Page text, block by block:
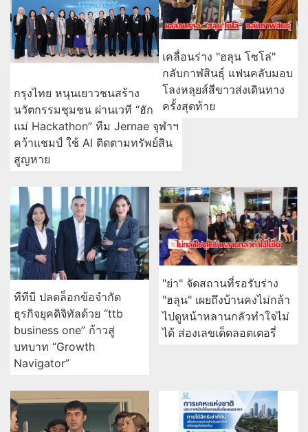
กรุงไทย หนุนเยาวชนสร้าง
นวัตกรรมชุมชน ผ่านเวที “ฮัก
แม่ Hackathon” ทีม Jernae จุฬาฯ
คว้าแชมป์ ใช้ AI ติดตามทรัพย์สิน
สูญหาย
เคลื่อนร่าง "ฮลุน โซโล่"
กลับกาฬสินธุ์ แฟนคลับมอบ
โลงหลุยส์สีขาวส่งเดินทาง
ครั้งสุดท้าย
ทีทีบี ปลดล็อกข้อจำกัด
ธุรกิจยุคดิจิทัลด้วย “ttb
business one” ก้าวสู่
บทบาท “Growth
Navigator”
"ย่า" จัดสถานที่รอรับร่าง
"ฮลุน" เผยถึงบ้านคงไม่กล้า
ไปดูหน้าหลานกลัวทำใจไม่
ได้ ส่องเลขเด็ดลอตเตอรี่